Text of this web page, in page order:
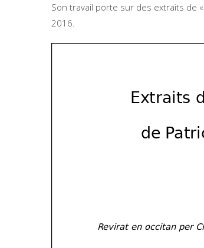
Son travail porte sur des extraits de «
2016.